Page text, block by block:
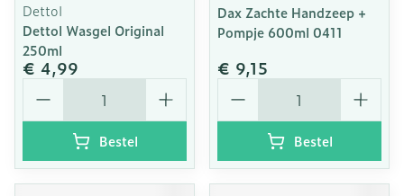
Dettol
Dettol Wasgel Original
250ml
€ 4,99
Aantal
Bestel
Dax Zachte Handzeep +
Pompje 600ml 0411
€ 9,15
Aantal
Bestel